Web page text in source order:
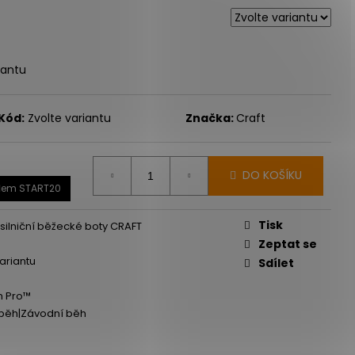
Zvolte variantu Značka: Craft
START20
DO KOŠÍKU
běžecké boty CRAFT
Pro™
běh|Závodní běh
Tisk
Zeptat se
Sdílet